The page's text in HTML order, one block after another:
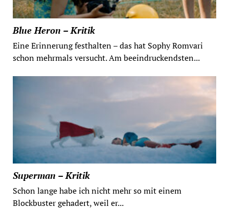
Blue Heron – Kritik
Eine Erinnerung festhalten – das hat Sophy Romvari
schon mehrmals versucht. Am beeindruckendsten...
Superman – Kritik
Schon lange habe ich nicht mehr so mit einem
Blockbuster gehadert, weil er...